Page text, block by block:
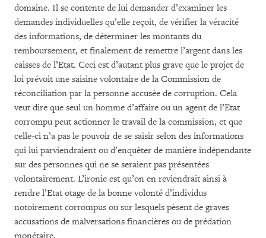
domaine. Il se contente de lui demander d’examiner les
demandes individuelles qu’elle reçoit, de vérifier la véracité
des informations, de déterminer les montants du
remboursement, et finalement de remettre l’argent dans les
caisses de l’Etat. Ceci est d’autant plus grave que le projet de
loi prévoit une saisine volontaire de la Commission de
réconciliation par la personne accusée de corruption. Cela
veut dire que seul un homme d’affaire ou un agent de l’Etat
corrompu peut actionner le travail de la commission, et que
celle-ci n’a pas le pouvoir de se saisir selon des informations
qui lui parviendraient ou d’enquêter de manière indépendante
sur des personnes qui ne se seraient pas présentées
volontairement. L’ironie est qu’on en reviendrait ainsi à
rendre l’Etat otage de la bonne volonté d’individus
notoirement corrompus ou sur lesquels pèsent de graves
accusations de malversations financières ou de prédation
monétaire.